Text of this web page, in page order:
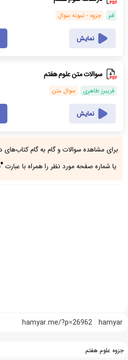
قم جزوه - نمونه سوال
نمایش
سوالات متن علوم هفتم
فریبرز طاهری سوال متن
نمایش
برای مشاهده سوالات و گام به گام
یا شماره صفحه مورد نظر را همراه با عبارت
hamyar
hamyar.me/?p=26962
جزوه علوم هفتم